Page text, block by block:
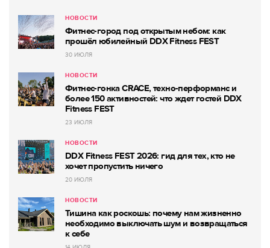
НОВОСТИ
Фитнес-город под открытым небом: как
прошёл юбилейный DDX Fitness FEST
30 ИЮЛЯ
НОВОСТИ
Фитнес-гонка CRACE, техно-перформанс и
более 150 активностей: что ждет гостей DDX
Fitness FEST
23 ИЮЛЯ
НОВОСТИ
DDX Fitness FEST 2026: гид для тех, кто не
хочет пропустить ничего
20 ИЮЛЯ
НОВОСТИ
Тишина как роскошь: почему нам жизненно
необходимо выключать шум и возвращаться
к себе